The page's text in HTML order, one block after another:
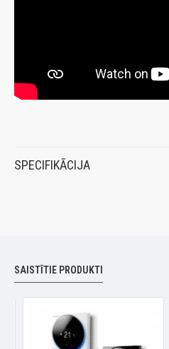
SPECIFIKĀCIJA
SAISTĪTIE PRODUKTI